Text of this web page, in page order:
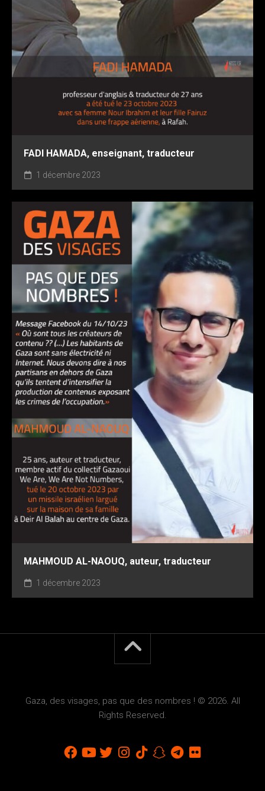
FADI HAMADA, enseignant, traducteur
1 décembre 2023
MAHMOUD AL-NAOUQ, auteur, traducteur
1 décembre 2023
Gaza, des visages, pas que des nombres ! © 2026. All
Rights Reserved.